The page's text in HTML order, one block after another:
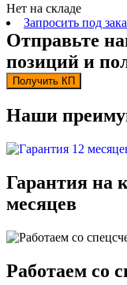
Нет на складе
Запросить под
Отправьте
позиций и
Получить КП
Наши
Гарантия на
месяцев
Работаем со